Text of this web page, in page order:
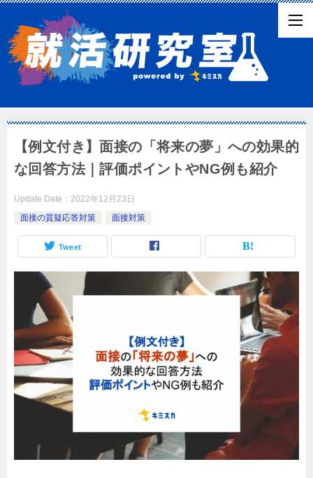
【例文付き】面接の「将来の夢」への効果的
な回答方法｜評価ポイントやNG例も紹介
Update Date： 2022年12月23日
面接の質疑応答対策
面接対策
Tweet